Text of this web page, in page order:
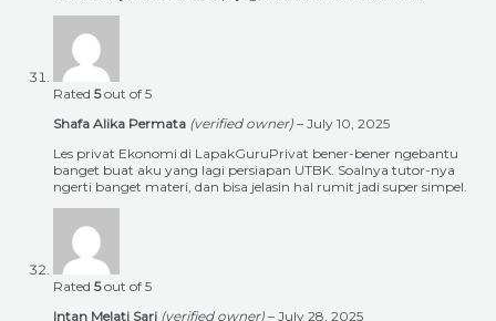
Rated 5out of 5
Shafa Alika Permata (verified owner) – July 10, 2025
Les privat Ekonomi di LapakGuruPrivat bener-bener ngebantu
banget buat aku yang lagi persiapan UTBK. Soalnya tutor-nya
ngerti banget materi, dan bisa jelasin hal rumit jadi super simpel.
Rated 5out of 5
Intan Melati Sari (verified owner) – July 28, 2025